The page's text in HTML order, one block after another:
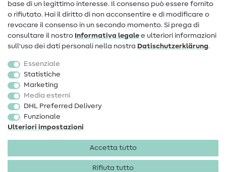
Diritto di recesso
Popolare
Accessori cucito
Sale
base di un legittimo interesse. Il consenso può essere fornito
o rifiutato. Hai il diritto di non acconsentire e di modificare o
revocare il consenso in un secondo momento. Si prega di
consultare il nostro Informativa legale e ulteriori informazioni
sull'uso dei dati personali nella nostra Dati­schutz­erklärung.
Essenziale
Statistiche
Marketing
Media esterni
DHL Preferred Delivery
Funzionale
Ulteriori impostazioni
Accetta tutto
Rifiuta tutto
Informazioni legali Privacy
Condizioni generali